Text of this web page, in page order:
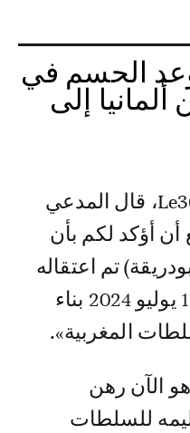
الحسم في
إلى
وفي تصريح حصري لـLe360، قال المدعي
أن أؤكد لكم بأن
تم اعتقاله
في مطار هامبورغ يوم 16 يوليو 2024 بناء
المغربية».
الآن رهن
للسلطات